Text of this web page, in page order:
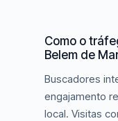
Como o
Belem de
Buscadores
engajamento
local. Visitas